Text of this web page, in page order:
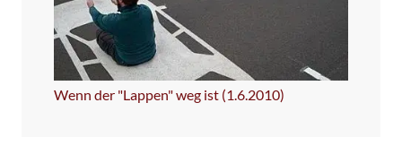
Wenn der "Lappen" weg ist (1.6.2010)